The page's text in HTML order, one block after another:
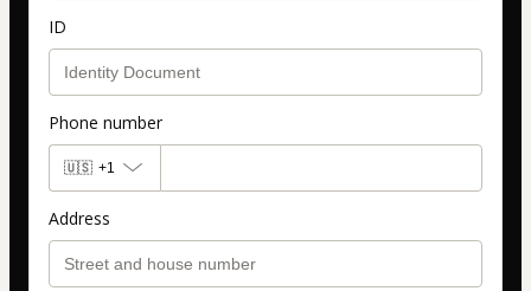
ID
Phone number
🇺🇸 +1
Address